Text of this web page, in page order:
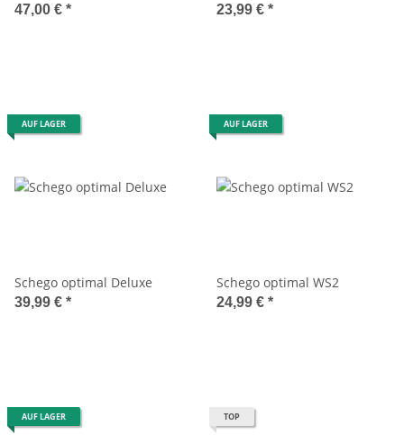
47,00 € * 23,99 € *
AUF LAGER
Schego optimal Deluxe
39,99 € *
AUF LAGER
Schego optimal WS2
24,99 € *
AUF LAGER TOP